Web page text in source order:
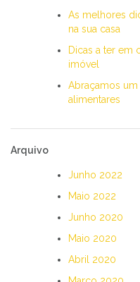
As melhores
na sua casa
Dicas a ter em
imóvel
Abraçamos
alimentares
Arquivo
Junho 2022
Maio 2022
Junho 2020
Maio 2020
Abril 2020